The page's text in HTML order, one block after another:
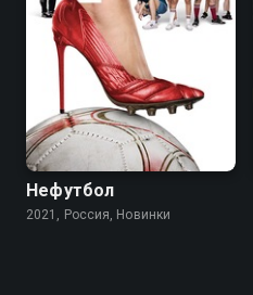
Нефутбол
2021, Россия, Новинки